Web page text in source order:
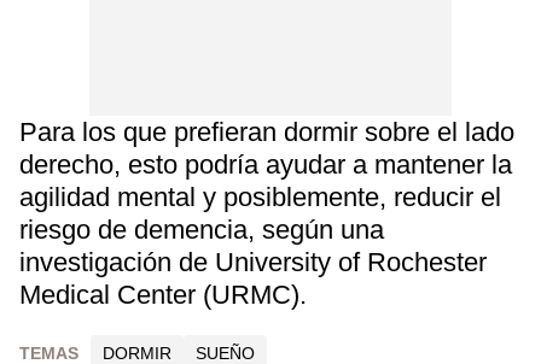
Para los que prefieran dormir sobre el lado
derecho, esto podría ayudar a mantener la
agilidad mental y posiblemente, reducir el
riesgo de demencia, según una
investigación de University of Rochester
Medical Center (URMC).
TEMAS DORMIR SUEÑO